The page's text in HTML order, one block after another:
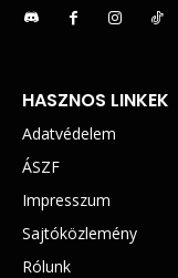
HASZNOS LINKEK
Adatvédelem
ÁSZF
Impresszum
Sajtóközlemény
Rólunk